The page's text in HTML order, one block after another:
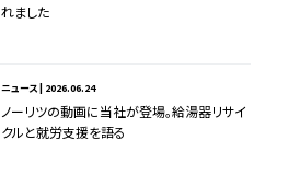
れました
ニュース | 2026.06.24
ノーリツの動画に当社が登場。給湯器リサイ
クルと就労支援を語る